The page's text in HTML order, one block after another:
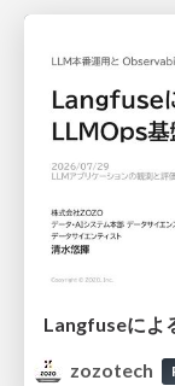
Langfuseによ
zozotech